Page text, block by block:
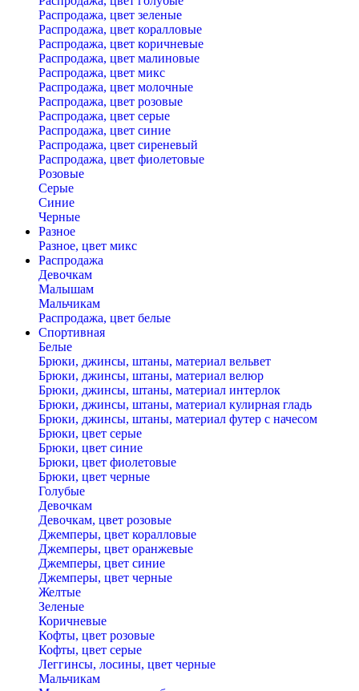
Распродажа, цвет зеленые
Распродажа, цвет коралловые
Распродажа, цвет коричневые
Распродажа, цвет малиновые
Распродажа, цвет микс
Распродажа, цвет молочные
Распродажа, цвет розовые
Распродажа, цвет серые
Распродажа, цвет синие
Распродажа, цвет сиреневый
Распродажа, цвет фиолетовые
Розовые
Серые
Синие
Черные
Разное
Разное, цвет микс
Распродажа
Девочкам
Малышам
Мальчикам
Распродажа, цвет белые
Спортивная
Белые
Брюки, джинсы, штаны, материал вельвет
Брюки, джинсы, штаны, материал велюр
Брюки, джинсы, штаны, материал интерлок
Брюки, джинсы, штаны, материал кулирная гладь
Брюки, джинсы, штаны, материал футер с начесом
Брюки, цвет серые
Брюки, цвет синие
Брюки, цвет фиолетовые
Брюки, цвет черные
Голубые
Девочкам
Девочкам, цвет розовые
Джемперы, цвет коралловые
Джемперы, цвет оранжевые
Джемперы, цвет синие
Джемперы, цвет черные
Желтые
Зеленые
Коричневые
Кофты, цвет розовые
Кофты, цвет серые
Леггинсы, лосины, цвет черные
Мальчикам